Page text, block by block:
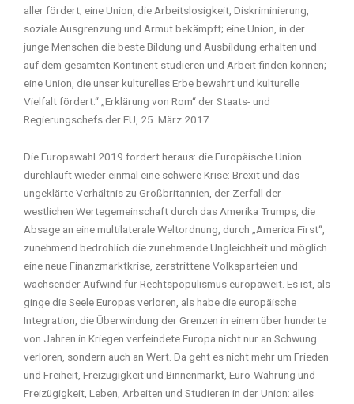
aller fördert; eine Union, die Arbeitslosigkeit, Diskriminierung,
soziale Ausgrenzung und Armut bekämpft; eine Union, in der
junge Menschen die beste Bildung und Ausbildung erhalten und
auf dem gesamten Kontinent studieren und Arbeit finden können;
eine Union, die unser kulturelles Erbe bewahrt und kulturelle
Vielfalt fördert.“ „Erklärung von Rom“ der Staats- und
Regierungschefs der EU, 25. März 2017.
Die Europawahl 2019 fordert heraus: die Europäische Union
durchläuft wieder einmal eine schwere Krise: Brexit und das
ungeklärte Verhältnis zu Großbritannien, der Zerfall der
westlichen Wertegemeinschaft durch das Amerika Trumps, die
Absage an eine multilaterale Weltordnung, durch „America First“,
zunehmend bedrohlich die zunehmende Ungleichheit und möglich
eine neue Finanzmarktkrise, zerstrittene Volksparteien und
wachsender Aufwind für Rechtspopulismus europaweit. Es ist, als
ginge die Seele Europas verloren, als habe die europäische
Integration, die Überwindung der Grenzen in einem über hunderte
von Jahren in Kriegen verfeindete Europa nicht nur an Schwung
verloren, sondern auch an Wert. Da geht es nicht mehr um Frieden
und Freiheit, Freizügigkeit und Binnenmarkt, Euro-Währung und
Freizügigkeit, Leben, Arbeiten und Studieren in der Union: alles